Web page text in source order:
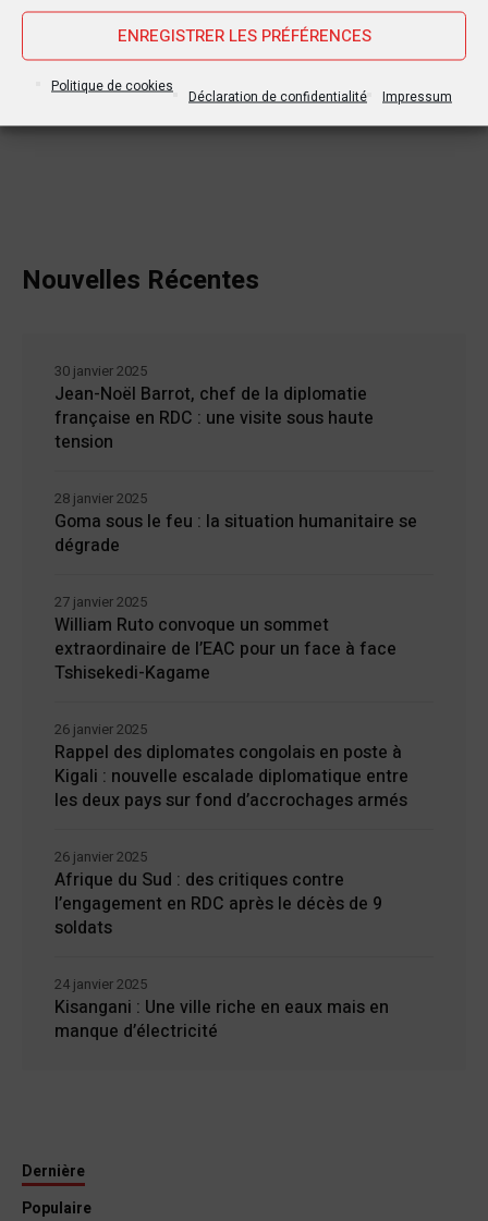
ENREGISTRER LES PRÉFÉRENCES
Politique de cookies
Déclaration de confidentialité Impressum
Nouvelles Récentes
Jean-Noël Barrot, chef de la diplomatie
française en RDC : une visite sous haute
tension
30 janvier 2025
Goma sous le feu : la situation humanitaire se
dégrade
28 janvier 2025
William Ruto convoque un sommet
extraordinaire de l’EAC pour un face à face
Tshisekedi-Kagame
27 janvier 2025
Rappel des diplomates congolais en poste à
Kigali : nouvelle escalade diplomatique entre
les deux pays sur fond d’accrochages armés
26 janvier 2025
Afrique du Sud : des critiques contre
l’engagement en RDC après le décès de 9
soldats
26 janvier 2025
Kisangani : Une ville riche en eaux mais en
manque d’électricité
24 janvier 2025
Dernière
Populaire